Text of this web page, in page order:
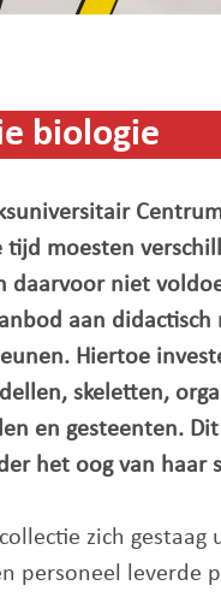
biologie
tijd moesten
daarvoor niet
aan
Hiertoe
skeletten,
en gesteenten.
het oog van haar
zich
personeel